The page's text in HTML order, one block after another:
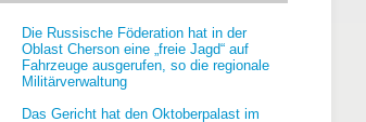
Die Russische Föderation hat in der
Oblast Cherson eine „freie Jagd“ auf
Fahrzeuge ausgerufen, so die regionale
Militärverwaltung
Das Gericht hat den Oktoberpalast im